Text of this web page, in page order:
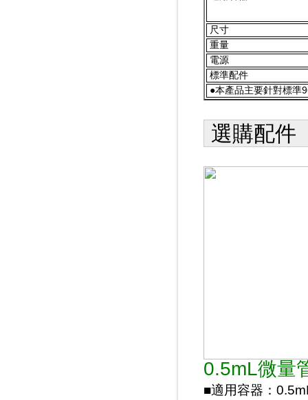
尺寸
重量
電源
標準配件
●本產品主要針對標準
選購配件
0.5mL微量
■適用容器：